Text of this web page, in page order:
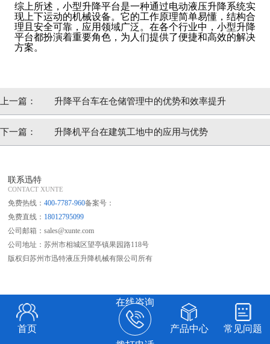
综上所述，小型升降平台是一种通过电动液压升降系统实
现上下运动的机械设备。它的工作原理简单易懂，结构合
理且安全可靠，应用领域广泛。在各个行业中，小型升降
平台都扮演着重要角色，为人们提供了便捷和高效的解决
方案。
上一篇： 升降平台车在仓储管理中的优势和效率提升
下一篇： 升降机平台在建筑工地中的应用与优势
联系迅特
CONTACT XUNTE
免费热线：400-7787-960备案号：
免费直线： 18012795099
公司邮箱：sales@xunte.com
公司地址：苏州市相城区望亭镇果园路118号
版权归苏州市迅特液压升降机械有限公司所有
首页
在线咨询
产品中心 常见问题